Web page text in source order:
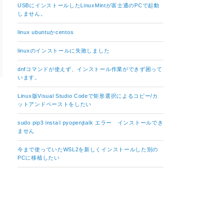
USBにインストールしたLinuxMintが富士通のPCで起動
しません。
linux ubuntuかcentos
linuxのインストールに失敗しました
dnfコマンドが使えず、インストール作業ができず困って
います。
Linux版Visual Studio Codeで矩形選択によるコピー/カ
ットアンドペーストをしたい
sudo pip3 install pyopenjtalk エラー インストールでき
ません
今まで使っていたWSL2を新しくインストールした別の
PCに移植したい